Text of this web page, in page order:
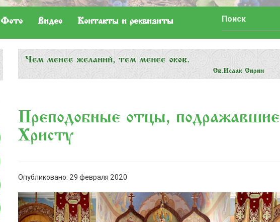
Фото Видео Контакты и реквизиты
Преподобные отцы, подражавшие
Христу
Опубликовано: 29 февраля 2020